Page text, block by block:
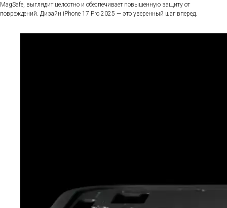
MagSafe, выглядит целостно и обеспечивает повышенную защиту от
повреждений. Дизайн iPhone 17 Pro 2025 — это уверенный шаг вперед.